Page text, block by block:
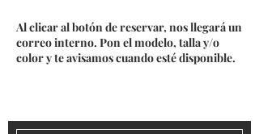
Al clicar al botón de reservar, nos llegará un
correo interno. Pon el modelo, talla y/o
color y te avisamos cuando esté disponible.